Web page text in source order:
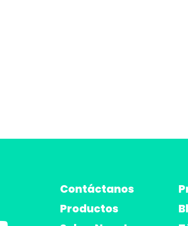
Contáctanos
Productos